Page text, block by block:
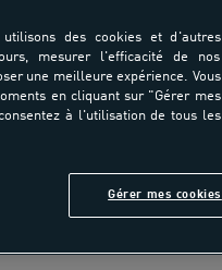
des cookies et d'autres
mesurer l'efficacité de nos
une meilleure expérience. Vous
en cliquant sur "Gérer mes
à l'utilisation de tous les
Gérer mes cookies